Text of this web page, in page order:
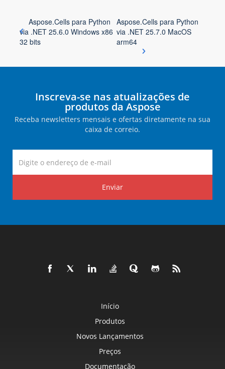
Aspose.Cells para Python
via .NET 25.6.0 Windows x86
32 bits
Aspose.Cells para Python
via .NET 25.7.0 MacOS
arm64
Inscreva-se nas atualizações de
produtos da Aspose
Receba newsletters mensais e ofertas diretamente na sua
caixa de correio.
Enviar
Início
Produtos
Novos Lançamentos
Preços
Documentação